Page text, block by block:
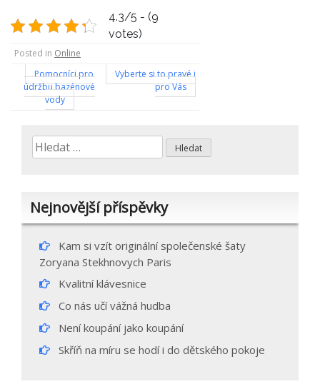
4.3/5 - (9
votes)
Posted in Online
Navigace
pro
příspěvek
Pomocníci pro
údržbu bazénové
vody
Vyberte si to pravé i
pro Vás
Vyhledávání
Nejnovější příspěvky
Kam si vzít originální společenské šaty
Zoryana Stekhnovych Paris
Kvalitní klávesnice
Co nás učí vážná hudba
Není koupání jako koupání
Skříň na míru se hodí i do dětského pokoje